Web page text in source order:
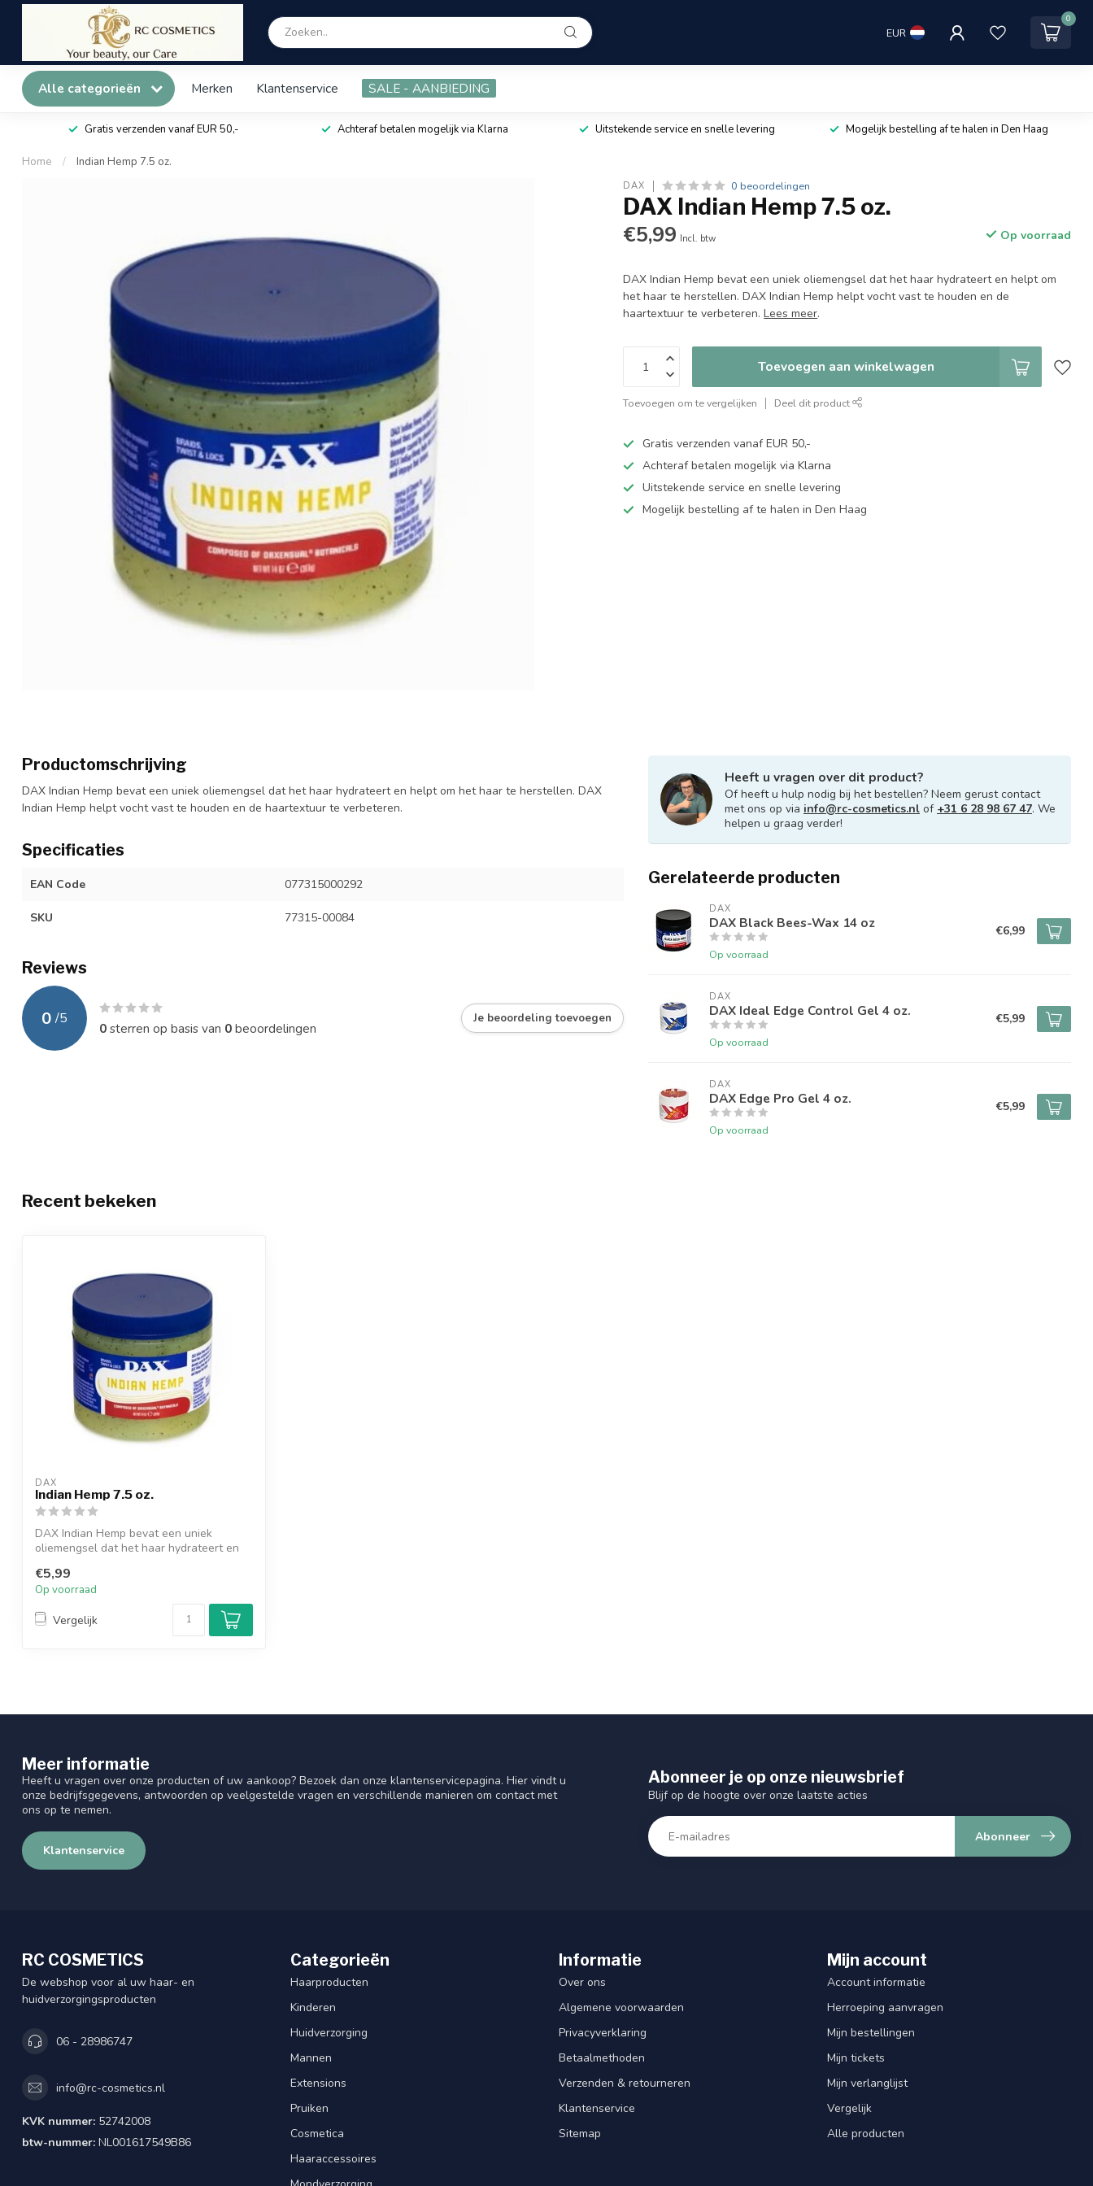
EUR
0
Alle categorieën Merken Klantenservice SALE - AANBIEDING
Gratis verzenden vanaf EUR 50,- Achteraf betalen mogelijk via Klarna Uitstekende service en snelle levering Mogelijk bestelling af te halen in Den Haag
Home / Indian Hemp 7.5 oz.
DAX 0 beoordelingen
DAX Indian Hemp 7.5 oz.
€5,99 Incl. btw Op voorraad
DAX Indian Hemp bevat een uniek oliemengsel dat het haar hydrateert en helpt om
het haar te herstellen. DAX Indian Hemp helpt vocht vast te houden en de
haartextuur te verbeteren.Lees meer.
Toevoegen aan winkelwagen
Toevoegen om te vergelijken Deel dit product
Gratis verzenden vanaf EUR 50,-
Achteraf betalen mogelijk via Klarna
Uitstekende service en snelle levering
Mogelijk bestelling af te halen in Den Haag
Productomschrijving
DAX Indian Hemp bevat een uniek oliemengsel dat het haar hydrateert en helpt om het haar te herstellen. DAX
Indian Hemp helpt vocht vast te houden en de haartextuur te verbeteren.
Specificaties
EAN Code 077315000292
SKU 77315-00084
Reviews
0 /5
0sterren op basis van 0beoordelingen
Je beoordeling toevoegen
Heeft u vragen over dit product?
Of heeft u hulp nodig bij het bestellen? Neem gerust contact
met ons op via info@rc-cosmetics.nl of +31 6 28 98 67 47. We
helpen u graag verder!
Gerelateerde producten
DAX
DAX Black Bees-Wax 14 oz
Op voorraad
€6,99
DAX
DAX Ideal Edge Control Gel 4 oz.
Op voorraad
€5,99
DAX
DAX Edge Pro Gel 4 oz.
Op voorraad
€5,99
Recent bekeken
DAX
Indian Hemp 7.5 oz.
DAX Indian Hemp bevat een uniek
oliemengsel dat het haar hydrateert en
€5,99
Op voorraad
Vergelijk
Meer informatie
Heeft u vragen over onze producten of uw aankoop? Bezoek dan onze klantenservicepagina. Hier vindt u
onze bedrijfsgegevens, antwoorden op veelgestelde vragen en verschillende manieren om contact met
ons op te nemen.
Klantenservice
Abonneer je op onze nieuwsbrief
Blijf op de hoogte over onze laatste acties
Abonneer
RC COSMETICS
De webshop voor al uw haar- en
huidverzorgingsproducten
06 - 28986747
info@rc-cosmetics.nl
KVK nummer: 52742008
btw-nummer: NL001617549B86
Categorieën
Haarproducten
Kinderen
Huidverzorging
Mannen
Extensions
Pruiken
Cosmetica
Haaraccessoires
Informatie
Over ons
Algemene voorwaarden
Privacyverklaring
Betaalmethoden
Verzenden & retourneren
Klantenservice
Sitemap
Mijn account
Account informatie
Herroeping aanvragen
Mijn bestellingen
Mijn tickets
Mijn verlanglijst
Vergelijk
Alle producten